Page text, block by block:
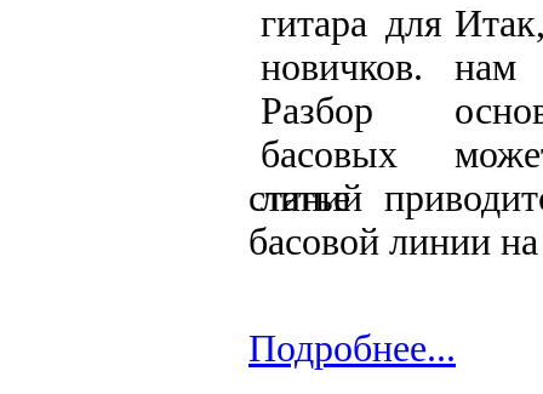
нам
статье
басовой линии
Подробнее...